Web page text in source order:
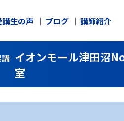
講生の声 ブログ 講師紹介
イオンモール津田沼
室